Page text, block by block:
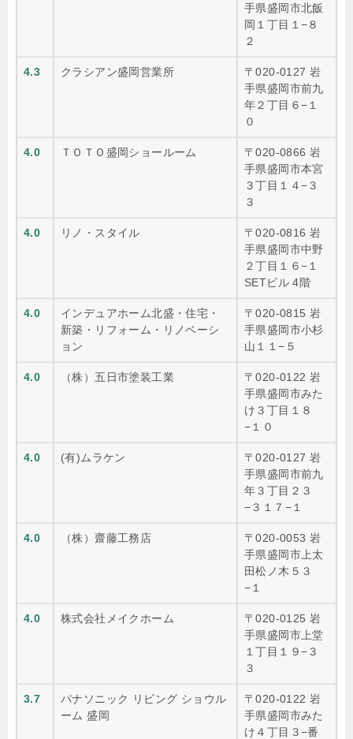
手県盛岡市北飯
岡１丁目１−８
２
4.3 クラシアン盛岡営業所
〒020-0127 岩
手県盛岡市前九
年２丁目６−１
０
4.0 ＴＯＴＯ盛岡ショールーム
〒020-0866 岩
手県盛岡市本宮
３丁目１４−３
３
4.0 リノ・スタイル
〒020-0816 岩
手県盛岡市中野
２丁目１６−１
SETビル 4階
4.0
インデュアホーム北盛・住宅・
新築・リフォーム・リノベーシ
ョン
〒020-0815 岩
手県盛岡市小杉
山１１−５
4.0 （株）五日市塗装工業
〒020-0122 岩
手県盛岡市みた
け３丁目１８
−１０
4.0 (有)ムラケン
〒020-0127 岩
手県盛岡市前九
年３丁目２３
−３１７−１
4.0 （株）齋藤工務店
〒020-0053 岩
手県盛岡市上太
田松ノ木５３
−１
4.0 株式会社メイクホーム
〒020-0125 岩
手県盛岡市上堂
１丁目１９−３
３
3.7
パナソニック リビング ショウル
ーム 盛岡
〒020-0122 岩
手県盛岡市みた
け４丁目３−番